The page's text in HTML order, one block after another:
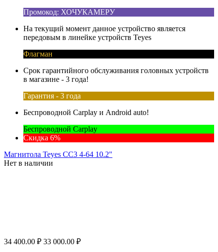
Промокод: ХОЧУКАМЕРУ
На текущий момент данное устройство является
передовым в линейке устройств Teyes
Флагман
Срок гарантийного обслуживания головных устройств
в магазине - 3 года!
Гарантия - 3 года
Беспроводной Carplay и Android auto!
Беспроводной Carplay
Скидка 6%
Магнитола Teyes CC3 4-64 10.2"
Нет в наличии
34 400.00 ₽ 33 000.00 ₽